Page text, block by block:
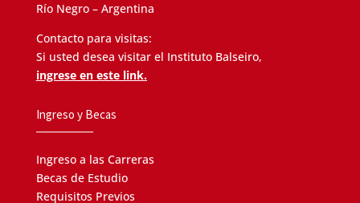
Río Negro – Argentina
Contacto para visitas:
Si usted desea visitar el Instituto Balseiro,
ingrese en este link.
Ingreso y Becas
Ingreso a las Carreras
Becas de Estudio
Requisitos Previos